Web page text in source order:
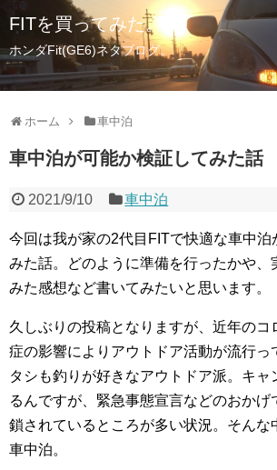
FITを買ってみた。
ホンダFit(GE6)ネタブログ。
ホーム 車中泊
車中泊が可能か検証してみた話
2021/9/10 車中泊
今回は我が家の2代目FITで快適な車中泊
みた話。どのように準備を行ったかや、
みた感想など書いてみたいと思います。
久しぶりの投稿となりますが、近年のコ
症の影響によりアウトドア活動が流行っ
タシも釣りが好きなアウトドア派。キャ
るんですが、緊急事態宣言などのおかげ
鎖されているところが多い状況。そんな
車中泊。